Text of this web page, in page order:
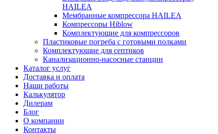
HAILEA
Мембранные компрессора HAILEA
Компрессоры Hiblow
Комплектующие для компрессоров
Пластиковые погреба с готовыми полками
Комплектующие для септиков
Канализационно-насосные станции
Каталог услуг
Доставка и оплата
Наши работы
Калькулятор
Дилерам
Блог
О компании
Контакты